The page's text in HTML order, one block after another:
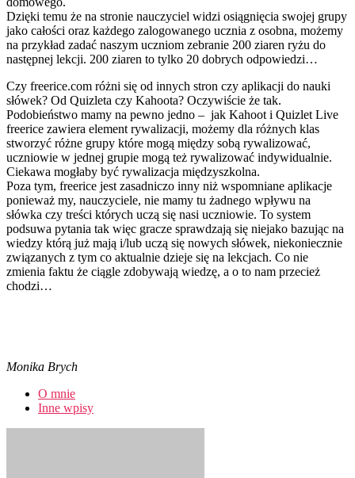
Dzięki temu że na stronie nauczyciel widzi osiągnięcia swojej grupy
jako całości oraz każdego zalogowanego ucznia z osobna, możemy
na przykład zadać naszym uczniom zebranie 200 ziaren ryżu do
następnej lekcji. 200 ziaren to tylko 20 dobrych odpowiedzi…
Czy freerice.com różni się od innych stron czy aplikacji do nauki
słówek? Od Quizleta czy Kahoota? Oczywiście że tak.
Podobieństwo mamy na pewno jedno – jak Kahoot i Quizlet Live
freerice zawiera element rywalizacji, możemy dla różnych klas
stworzyć różne grupy które mogą między sobą rywalizować,
uczniowie w jednej grupie mogą też rywalizować indywidualnie.
Ciekawa mogłaby być rywalizacja międzyszkolna.
Poza tym, freerice jest zasadniczo inny niż wspomniane aplikacje
ponieważ my, nauczyciele, nie mamy tu żadnego wpływu na
słówka czy treści których uczą się nasi uczniowie. To system
podsuwa pytania tak więc gracze sprawdzają się niejako bazując na
wiedzy którą już mają i/lub uczą się nowych słówek, niekoniecznie
związanych z tym co aktualnie dzieje się na lekcjach. Co nie
zmienia faktu że ciągle zdobywają wiedzę, a o to nam przecież
chodzi…
Monika Brych
O mnie
Inne wpisy